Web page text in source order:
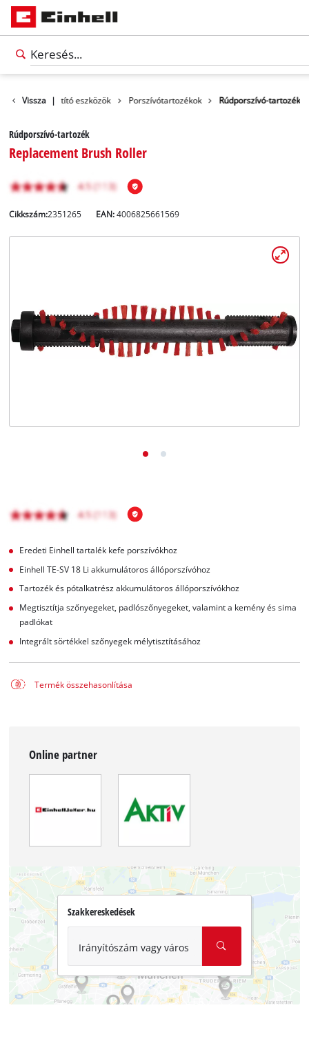
Magyar
HUMagyar
English
Vissza |
Tisztító eszközök Porszívótartozékok Rúdporszívó-tartozék
Rúdporszívó-tartozék
Replacement Brush Roller
Cikkszám:2351265 EAN:4006825661569
Eredeti Einhell tartalék kefe porszívókhoz
Einhell TE-SV 18 Li akkumulátoros állóporszívóhoz
Tartozék és pótalkatrész akkumulátoros állóporszívókhoz
Megtisztítja szőnyegeket, padlószőnyegeket, valamint a kemény és sima
padlókat
Integrált sörtékkel szőnyegek mélytisztításához
Termék összehasonlítása
Online partner
Szakkereskedések
Irányítószám vagy város